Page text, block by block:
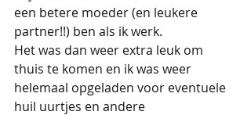
een betere moeder (en leukere
partner!!) ben als ik werk.
Het was dan weer extra leuk om
thuis te komen en ik was weer
helemaal opgeladen voor eventuele
huil uurtjes en andere